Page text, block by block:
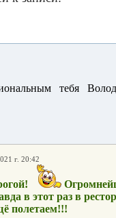
тебя
г. 20:42
в этот раз в
полетаем!!!